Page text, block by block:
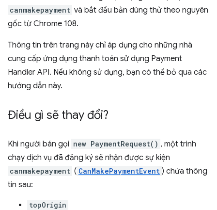
canmakepayment và bắt đầu bản dùng thử theo nguyên
gốc từ Chrome 108.
Thông tin trên trang này chỉ áp dụng cho những nhà
cung cấp ứng dụng thanh toán sử dụng Payment
Handler API. Nếu không sử dụng, bạn có thể bỏ qua các
hướng dẫn này.
Điều gì sẽ thay đổi?
Khi người bán gọi new PaymentRequest() , một trình
chạy dịch vụ đã đăng ký sẽ nhận được sự kiện
canmakepayment ( CanMakePaymentEvent ) chứa thông
tin sau:
topOrigin